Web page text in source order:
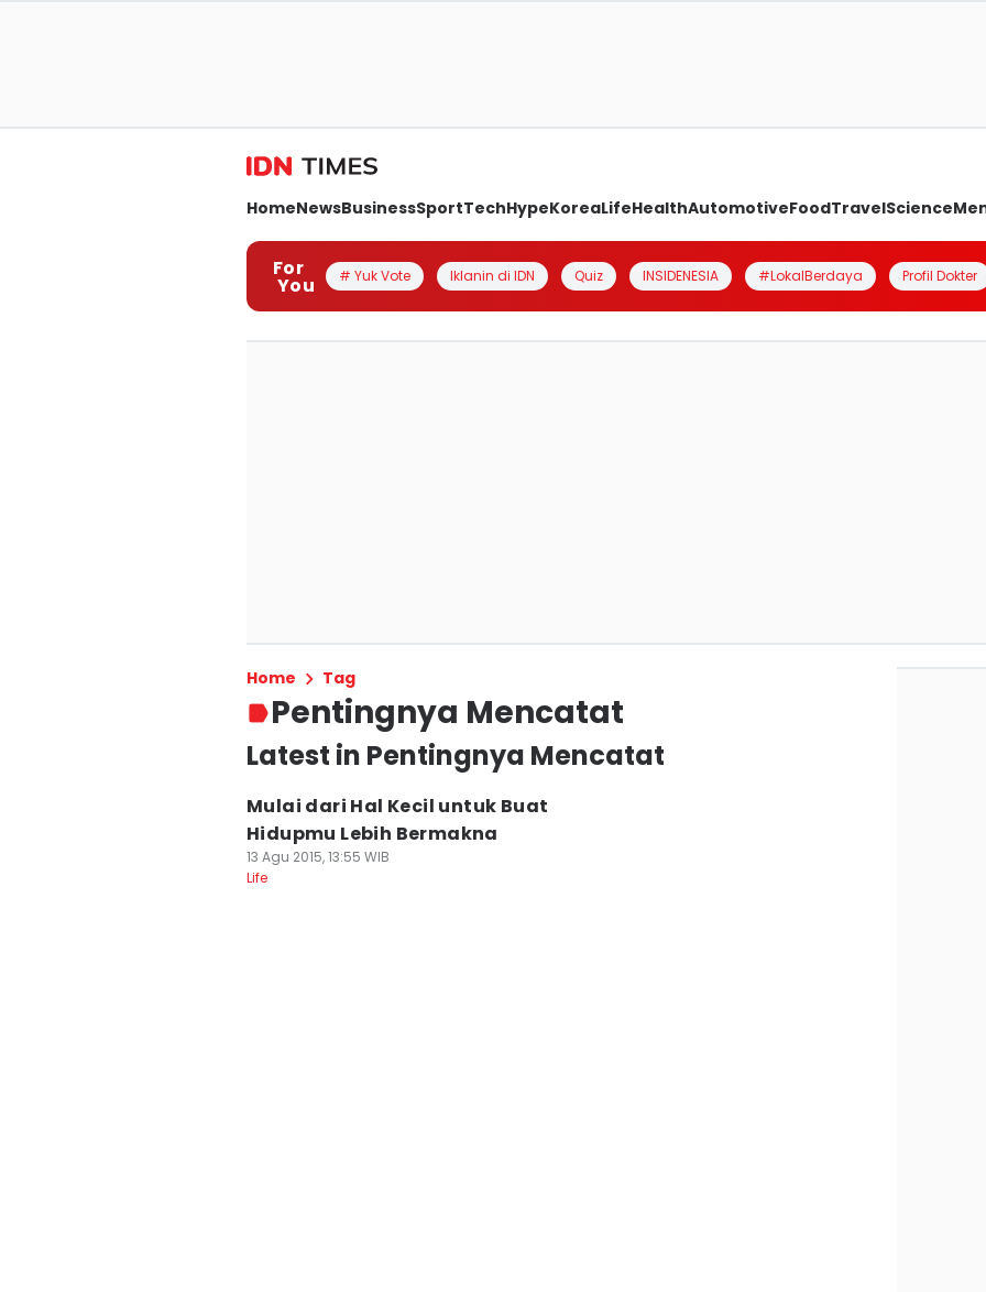
HomeNewsBusinessSportTechHypeKoreaLifeHealthAutomotiveFoodTravelScience
For
You # Yuk Vote Iklanin di IDN Quiz INSIDENESIA #LokalBerdaya Profil Dokter
Home Tag
Pentingnya Mencatat
Latest in Pentingnya Mencatat
Mulai dari Hal Kecil untuk Buat
Hidupmu Lebih Bermakna
13 Agu 2015, 13:55 WIB
Life